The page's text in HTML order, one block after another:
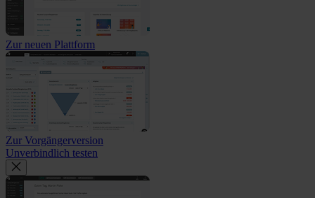
Zur neuen Plattform
Zur Vorgängerversion
Unverbindlich testen